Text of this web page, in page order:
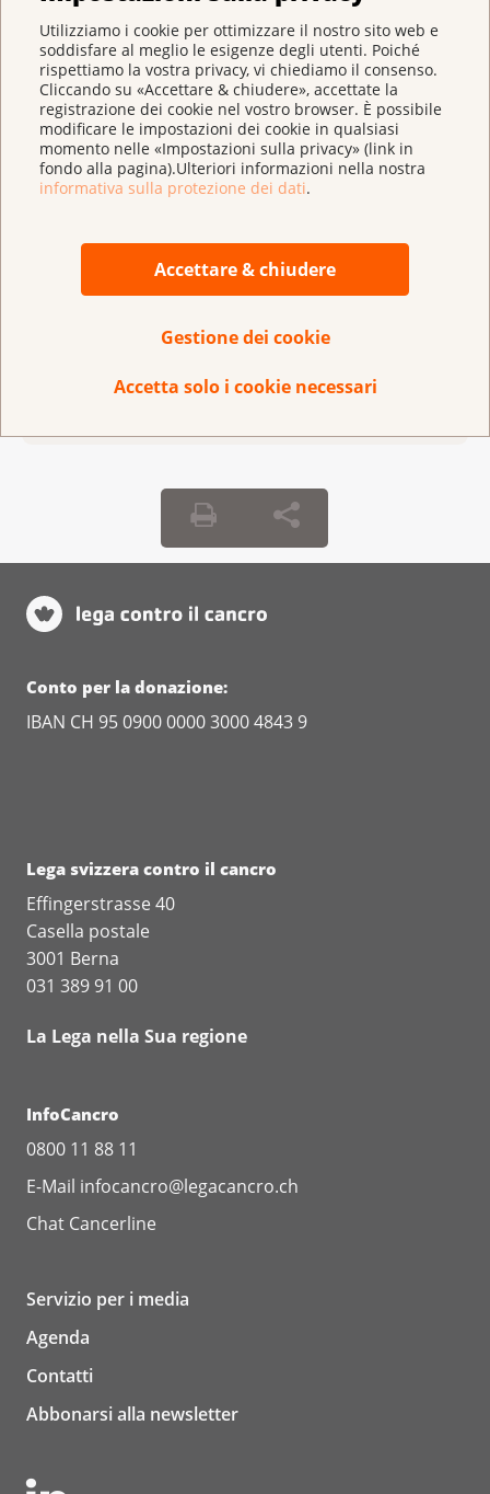
Utilizziamo i cookie per ottimizzare il nostro sito web e
soddisfare al meglio le esigenze degli utenti. Poiché
rispettiamo la vostra privacy, vi chiediamo il consenso.
Cliccando su «Accettare & chiudere», accettate la
registrazione dei cookie nel vostro browser. È possibile
modificare le impostazioni dei cookie in qualsiasi
momento nelle «Impostazioni sulla privacy» (link in
fondo alla pagina).Ulteriori informazioni nella nostra
informativa sulla protezione dei dati.
Accettare & chiudere
Gestione dei cookie
Accetta solo i cookie necessari
considerazione a livello politico e sociale. Per
esempio, si è impegnata per far sì che i pazienti affetti
da cancro abbiano un rapido accesso ai migliori
trattamenti possibili e al vaccino Covid-19 durante la
pandemia.
Per ulteriori informazioni sulla retrospettiva
tedesco)
Comunicato: Retrospettiva annuale della Lega
Conto per la donazione:
IBAN CH 95 0900 0000 3000 4843 9
Lega svizzera contro il cancro
Effingerstrasse 40
Casella postale
3001 Berna
031 389 91 00
La Lega nella Sua regione
InfoCancro
0800 11 88 11
E-Mail infocancro@legacancro.ch
Chat Cancerline
Servizio per i media
Agenda
Contatti
Abbonarsi alla newsletter